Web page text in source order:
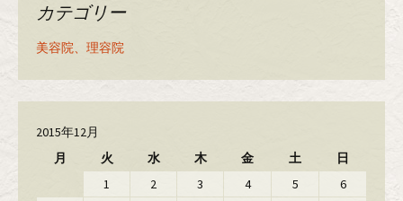
カテゴリー
美容院、理容院
2015年12月
月
火 水 木 金 土 日
1 2 3 4 5
6